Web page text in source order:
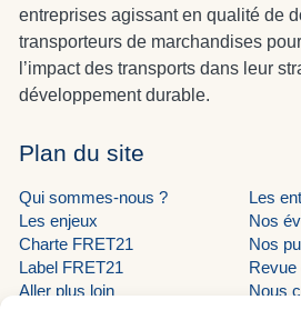
entreprises agissant en qualité de
transporteurs de marchandises
l’impact des transports dans leur
développement durable.
Plan du site
Qui sommes-nous ?
Les enjeux
Charte FRET21
Label FRET21
Aller plus loin
Les
Nos
Nos
Nous